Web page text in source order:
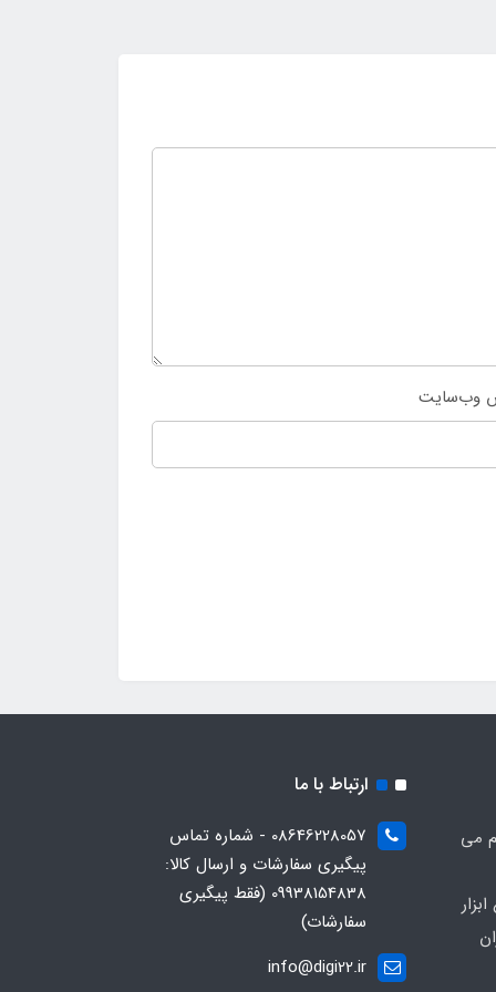
وب‌سایت
می
ارتباط با ما
08646228057 - شماره تماس
پیگیری سفارشات و ارسال کالا:
09938154838 (فقط پیگیری
سفارشات)
info@digi22.ir